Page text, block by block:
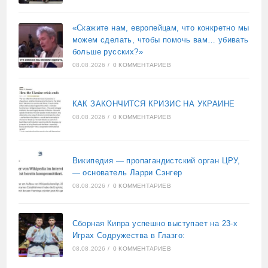
«Скажите нам, европейцам, что конкретно мы
можем сделать, чтобы помочь вам… убивать
больше русских?»
08.08.2026 / 0 КОММЕНТАРИЕВ
КАК ЗАКОНЧИТСЯ КРИЗИС НА УКРАИНЕ
08.08.2026 / 0 КОММЕНТАРИЕВ
Википедия — пропагандистский орган ЦРУ,
— основатель Ларри Сэнгер
08.08.2026 / 0 КОММЕНТАРИЕВ
Сборная Кипра успешно выступает на 23-х
Играх Содружества в Глазго:
08.08.2026 / 0 КОММЕНТАРИЕВ